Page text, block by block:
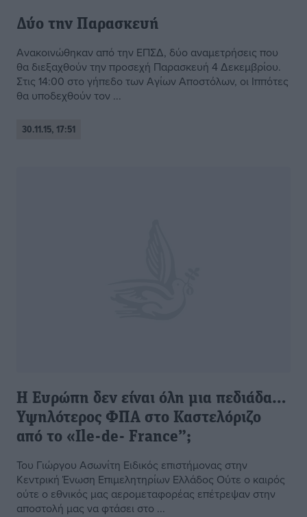
Δύο την Παρασκευή
Ανακοινώθηκαν από την ΕΠΣΔ, δύο αναμετρήσεις που
θα διεξαχθούν την προσεχή Παρασκευή 4 Δεκεμβρίου.
Στις 14:00 στο γήπεδο των Αγίων Αποστόλων, οι Ιππότες
θα υποδεχθούν τον ...
30.11.15, 17:51
Η Ευρώπη δεν είναι όλη μια πεδιάδα…
Υψηλότερος ΦΠΑ στο Καστελόριζο
από το «Ιle-de- France”;
Του Γιώργου Ασωνίτη Ειδικός επιστήμονας στην
Κεντρική Ένωση Επιμελητηρίων Ελλάδος Ούτε ο καιρός
ούτε ο εθνικός μας αερομεταφορέας επέτρεψαν στην
αποστολή μας να φτάσει στο ...